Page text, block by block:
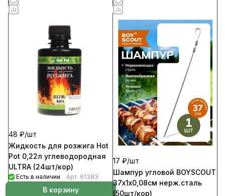
48 ₽/шт
Жидкость для розжига Hot
Pot 0,22л углеводородная
ULTRA (24шт/кор)
Есть в наличии Арт. 61383
В корзину
17 ₽/шт
Шампур угловой BOYSCOUT
37х1х0,08см нерж.сталь
(50шт/кор)